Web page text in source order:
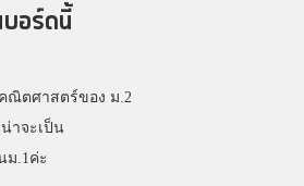
อร์ดนี้
ณิตศาสตร์ของ ม.2
าจะเป็น
ม.1ค่ะ